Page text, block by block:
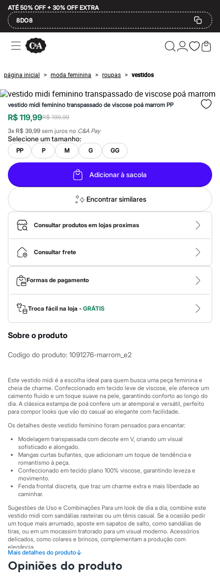
ATÉ 50% OFF + 30% OFF EXTRA
8DO8
Ofertas
Compre por Departamento
Masculino
Infantil
Calçados
Plus Size
2 calçados por R$189
2 peças por R$199
3 lingeries por R$99
3 itens de beleza por R$129
Até 20% off
Até 40% off
Até 60% off
A partir de 60% off
Feminino
Em alta
Inverno
Alfaiataria
Novidades
Roupas
Blusas e Camisetas
Básicos
Calças
Casacos e Jaquetas
Jeans
Macacões
Saias
Shorts e Bermudas
Vestidos
Acessórios
Bolsas
Bijoux
Óculos
Botas
Chinelos
Rasteirinhas
Sandálias
Sapatilhas
Tênis
City
Clock House
Mindset
Sawary
Yessica
Moda esportiva
Acessórios
Blusas
Calçados
Leggings
Shorts e Bermudas
Tops
Moda íntima
Calcinhas
Cintas e Modeladores
Meias
página inicial > moda feminina > roupas > vestidos
vestido midi feminino transpassado de viscose poá marrom PP
R$ 119,99R$ 199,99
3x R$ 39,99 sem juros no C&A Pay
Selecione umtamanho:
PP P M G GG
Adicionar à sacola
Encontrar similares
Consultar produtos em lojas proximas
Consultar frete
Formas de pagamento
Troca fácil na loja - GRÁTIS
Sobre o produto
Codigo do produto: 1091276-marrom_e2
Este vestido midi é a escolha ideal para quem busca uma peça feminina e
cheia de charme. Confeccionado em tecido leve de viscose, ele oferece um
caimento fluido e um toque suave na pele, garantindo conforto ao longo do
dia. A clássica estampa de poá confere um ar atemporal e versátil, perfeito
para compor looks que vão do casual ao elegante com facilidade.
Os detalhes deste vestido feminino foram pensados para encantar:
Modelagem transpassada com decote em V, criando um visual
sofisticado e alongado.
Mangas curtas bufantes, que adicionam um toque de tendência e
romantismo à peça.
Confeccionado em tecido plano 100% viscose, garantindo leveza e
movimento.
Fenda frontal discreta, que traz um charme extra e mais liberdade ao
caminhar.
Sugestões de Uso e Combinações Para um look de dia a dia, combine este
vestido midi com sandálias rasteiras ou um tênis casual. Se a ocasião pedir
um toque mais arrumado, aposte em sapatos de salto, como sandálias de
tiras, ou em um mocassim tratorado para um visual moderno. Acessórios
delicados, como colares e brincos, complementam a produção com
elegância.
A gente se encontra na C&A! ❤ Altura 1,77 m, busto 81 cm, cintura 62 cm,
quadril 88 cm
Mais detalhes do produto↓
Opiniões do produto